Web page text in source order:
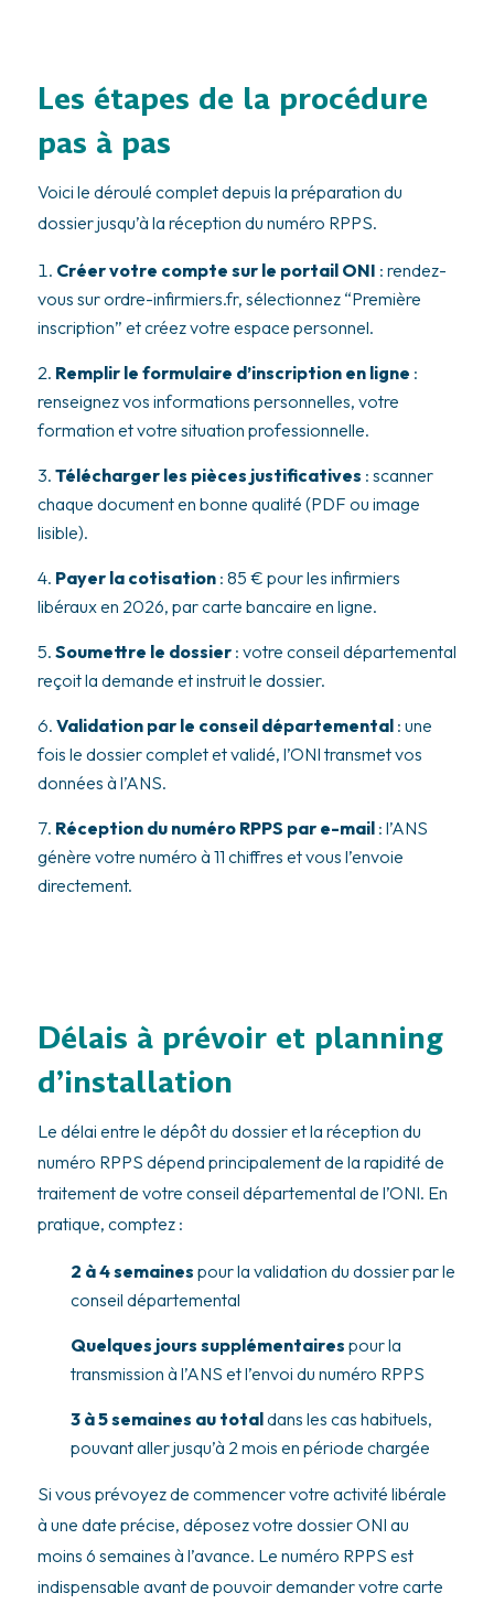
Les étapes de la procédure
pas à pas
Voici le déroulé complet depuis la préparation du
dossier jusqu’à la réception du numéro RPPS.
Créer votre compte sur le portail ONI : rendez-
vous sur ordre-infirmiers.fr, sélectionnez “Première
inscription” et créez votre espace personnel.
Remplir le formulaire d’inscription en ligne :
renseignez vos informations personnelles, votre
formation et votre situation professionnelle.
Télécharger les pièces justificatives : scanner
chaque document en bonne qualité (PDF ou image
lisible).
Payer la cotisation: 85 € pour les infirmiers
libéraux en 2026, par carte bancaire en ligne.
Soumettre le dossier: votre conseil départemental
reçoit la demande et instruit le dossier.
Validation par le conseil départemental: une
fois le dossier complet et validé, l’ONI transmet vos
données à l’ANS.
Réception du numéro RPPS par e-mail: l’ANS
génère votre numéro à 11 chiffres et vous l’envoie
directement.
Délais à prévoir et planning
d’installation
Le délai entre le dépôt du dossier et la réception du
numéro RPPS dépend principalement de la rapidité de
traitement de votre conseil départemental de l’ONI. En
pratique, comptez :
2 à 4 semaines pour la validation du dossier par le
conseil départemental
Quelques jours supplémentaires pour la
transmission à l’ANS et l’envoi du numéro RPPS
3 à 5 semaines au totaldans les cas habituels,
pouvant aller jusqu’à 2 mois en période chargée
Si vous prévoyez de commencer votre activité libérale
à une date précise, déposez votre dossier ONI au
moins 6 semaines à l’avance. Le numéro RPPS est
indispensable avant de pouvoir demander votre carte